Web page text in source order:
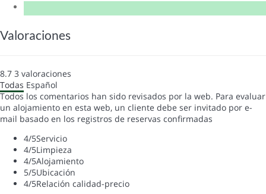
Valoraciones
8.7 3 valoraciones
Todas Español
Todos los comentarios han sido revisados por la web. Para evaluar
un alojamiento en esta web, un cliente debe ser invitado por e-
mail basado en los registros de reservas confirmadas
4/5Servicio
4/5Limpieza
4/5Alojamiento
5/5Ubicación
4/5Relación calidad-precio